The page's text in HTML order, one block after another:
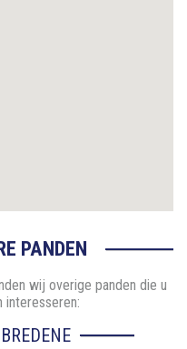
PANDEN
wij overige panden die u
interesseren: